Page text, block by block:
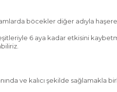
böcekler diğer adıyla
6 aya kadar etkisini
ve kalıcı şekilde sağlamakla